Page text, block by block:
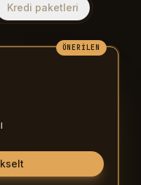
Kredi paketleri
ÖNERILEN